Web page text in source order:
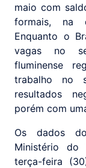
maio com
formais, na
Enquanto o
vagas no
fluminense
trabalho no
resultados
porém com
Os dados
Ministério do
terça-feira